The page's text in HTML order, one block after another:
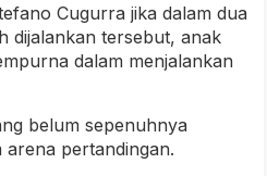
Cugurra jika dalam dua
dijalankan tersebut, anak
dalam menjalankan
belum sepenuhnya
arena pertandingan.